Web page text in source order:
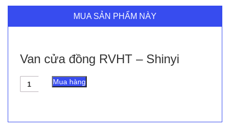
MUA SẢN PHẨM NÀY
Van cửa đồng RVHT – Shinyi
Van
cửa
Mua hàng